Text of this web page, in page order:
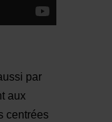
par
aux
centrées